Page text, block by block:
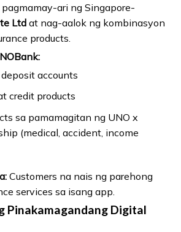
ari ng Singapore-
Ltd at nag-aalok ng kombinasyon
products.
accounts
credit products
sa pamamagitan ng UNO x
(medical, accident, income
Customers na nais ng parehong
services sa isang app.
Pinakamagandang Digital